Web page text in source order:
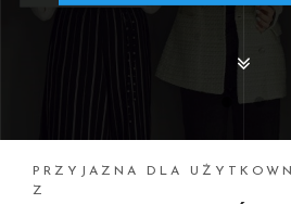
PRZYJAZNA DLA
Z